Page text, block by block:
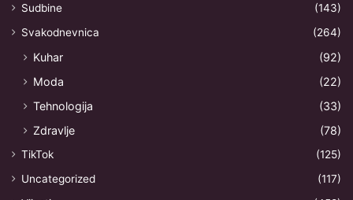
Sudbine
(143)
Svakodnevnica
(264)
Kuhar
(92)
Moda
(22)
Tehnologija
(33)
Zdravlje
(78)
TikTok
(125)
Uncategorized
(117)